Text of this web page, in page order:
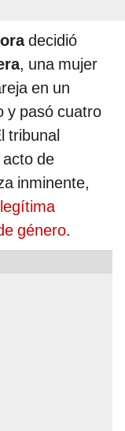
decidió
, una mujer
en un
y pasó cuatro
tribunal
de
inminente,
género.